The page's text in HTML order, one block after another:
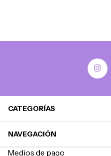
CATEGORÍAS
NAVEGACIÓN
Medios de pago